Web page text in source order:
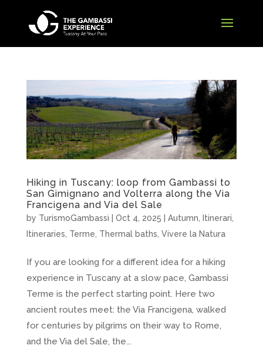
Hiking in Tuscany: loop from Gambassi to
San Gimignano and Volterra along the Via
Francigena and Via del Sale
by TurismoGambassi Oct 4, 2025 Autumn Itinerari
Itineraries Terme Thermal baths Vivere la Natura
If you are looking for a different idea for a hiking
experience in Tuscany at a slow pace, Gambassi
Terme is the perfect starting point. Here two
ancient routes meet: the Via Francigena, walked
for centuries by pilgrims on their way to Rome,
and the Via del Sale, the...